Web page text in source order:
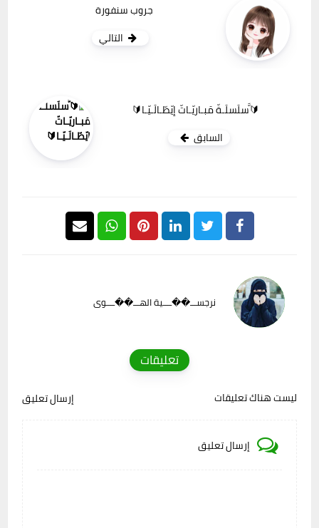
جروب سنفورة
التالي
🔰َّسلَسلَـةّ مَبـاريّـاتّ إيّطّـالَـيّـا🔰
السابق
نرجســـ��ــــية الهـــ��ــــوى
تعليقات
ليست هناك تعليقات إرسال تعليق
إرسال تعليق